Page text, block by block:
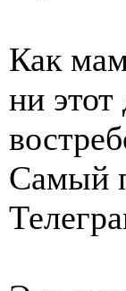
Как
ни
Самый